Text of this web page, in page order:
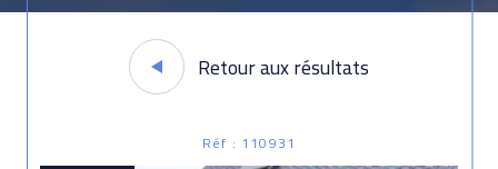
Retour aux résultats
Réf : 110931